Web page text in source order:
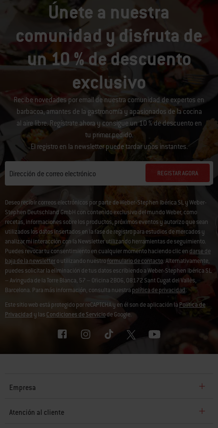
Únete a nuestra
comunidad y disfruta de
un 10 % de descuento
exclusivo
Recibe novedades por email de nuestra comunidad de expertos en
barbacoa, amantes de la gastronomía y apasionados de la cocina
al aire libre. Regístrate ahora y consigue un 10 % de descuento en
tu primer pedido.
El registro en la newsletter puede tardar unos instantes.
Dirección de correo electrónico REGISTAR AGORA
Deseo recibir correos electrónicos por parte de Weber-Stephen Ibérica SL y Weber-
Stephen Deutschland GmbH con contenido exclusivo del mundo Weber, como
recetas, informaciones sobre los productos, próximos eventos y autorizo que sean
utilizados los datos insertados en la fase de registro para estudios de mercados y
analizar mi interacción con la Newsletter utilizando herramientas de seguimiento.
Puedes revocar tu consentimiento en cualquier momento haciendo clic en darse de
baja de la newslettero utilizando nuestroformulario de contacto. Alternativamente,
puedes solicitar la eliminación de tus datos escribiendo a Weber-Stephen Ibérica SL
– Avinguda de la Torre Blanca, 57 – Oficina 2B06, 08172 Sant Cugat del Vallès,
Barcelona. Para más información, consulta nuestra política de privacidad.
Este sitio web está protegido por reCAPTCHA y en él son de aplicación laPolítica de
Privacidad y las Condiciones de Serviciode Google.
Empresa
Atención al cliente